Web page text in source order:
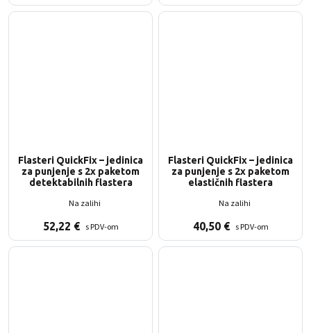
Flasteri QuickFix – jedinica
za punjenje s 2x paketom
detektabilnih flastera
Na zalihi
52,22 € s PDV-om
Flasteri QuickFix – jedinica
za punjenje s 2x paketom
elastičnih flastera
Na zalihi
40,50 € s PDV-om